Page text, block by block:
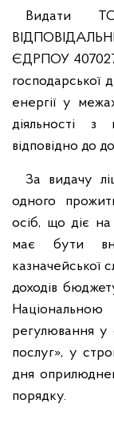
Видати
ЄДРПОУ
господарської
енергії у
діяльності з
відповідно до
За видачу
одного
осіб, що діє на
має бути
казначейської
доходів
регулювання у
послуг», у
дня
порядку.